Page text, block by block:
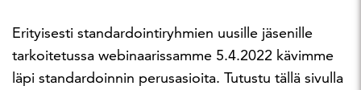
Erityisesti standardointiryhmien uusille jäsenille
tarkoitetussa webinaarissamme 5.4.2022 kävimme
läpi standardoinnin perusasioita. Tutustu tällä sivulla